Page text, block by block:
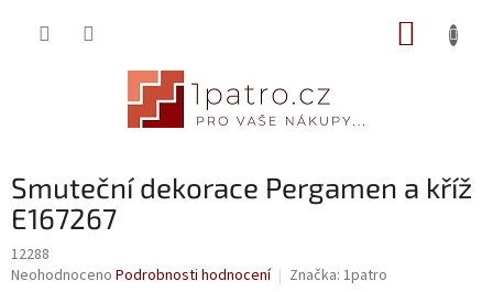
Smuteční dekorace Pergamen a kříž
E167267
12288
Průměrné
Neohodnoceno Podrobnosti hodnocení Značka: 1patro